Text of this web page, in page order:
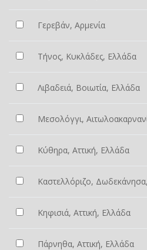
Γερεβάν, Αρμενία
Τήνος, Κυκλάδες, Ελλάδα
Λιβαδειά, Βοιωτία, Ελλάδα
Μεσολόγγι,
Κύθηρα, Αττική, Ελλάδα
Καστελλόριζο,
Κηφισιά, Αττική, Ελλάδα
Πάρνηθα, Αττική, Ελλάδα